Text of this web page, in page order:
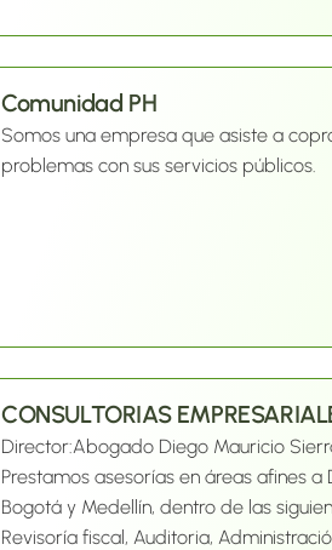
Comunidad PH
Somos una empresa que asiste a
problemas con sus servicios públicos.
CONSULTORIAS
Director:Abogado Diego Mauricio
Prestamos asesorías en áreas afines
Bogotá y Medellín, dentro de las
Revisoría fiscal, Auditoria,